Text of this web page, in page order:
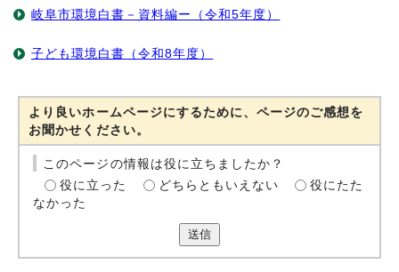
岐阜市環境白書－資料編ー（令和5年度）
子ども環境白書（令和8年度）
より良いホームページにするために、ページのご感想を
お聞かせください。
このページの情報は役に立ちましたか？
役に立った
どちらともいえない
役にたた
なかった
送信